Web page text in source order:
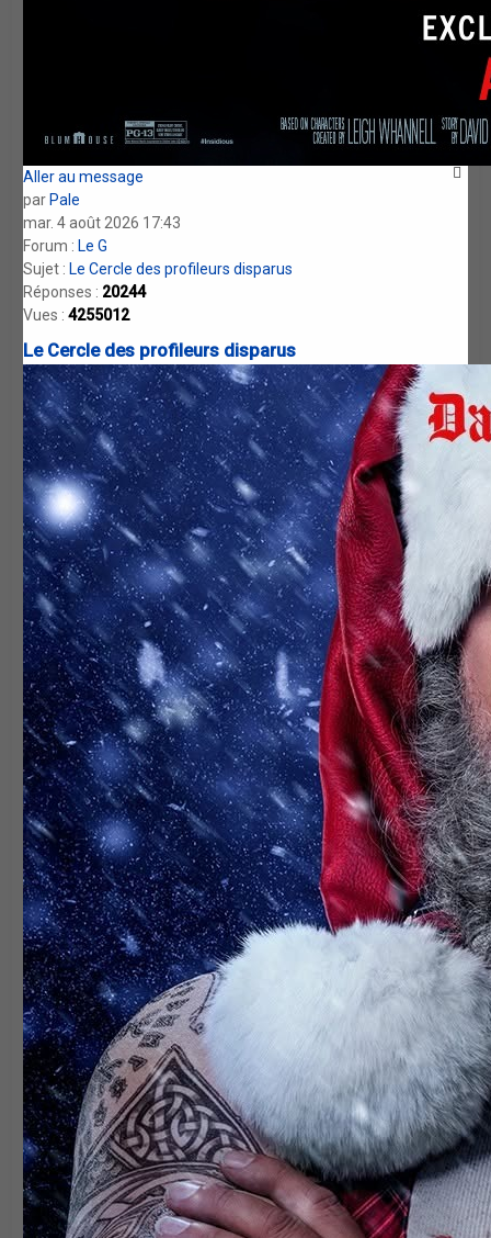
Aller au message
par Pale
mar. 4 août 2026 17:43
Forum : Le G
Sujet : Le Cercle des profileurs disparus
Réponses : 20244
Vues :4255012
Le Cercle des profileurs disparus